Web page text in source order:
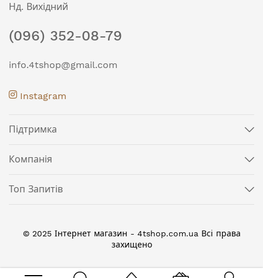
Нд. Вихідний
(096) 352-08-79
info.4tshop@gmail.com
Instagram
Підтримка
Компанія
Топ Запитів
© 2025 Інтернет магазин - 4tshop.com.ua Всі права
захищено